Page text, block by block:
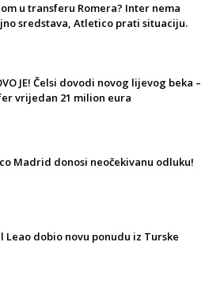
u transferu Romera? Inter nema
sredstava, Atletico prati situaciju.
JE! Čelsi dovodi novog lijevog beka –
vrijedan 21 milion eura
Madrid donosi neočekivanu odluku!
Leao dobio novu ponudu iz Turske